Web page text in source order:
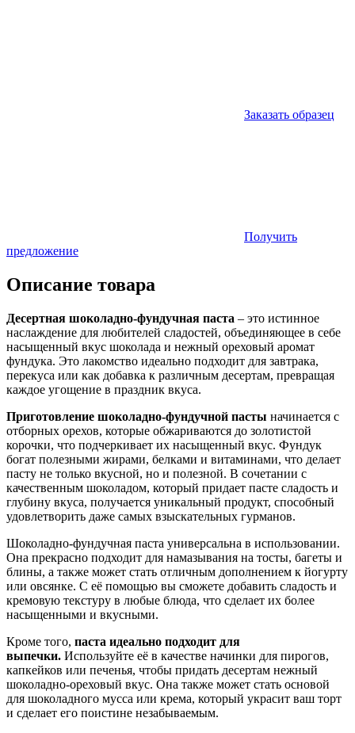
Заказать образец
Получить
предложение
Описание товара
Десертная шоколадно-фундучная паста – это истинное
наслаждение для любителей сладостей, объединяющее в себе
насыщенный вкус шоколада и нежный ореховый аромат
фундука. Это лакомство идеально подходит для завтрака,
перекуса или как добавка к различным десертам, превращая
каждое угощение в праздник вкуса.
Приготовление шоколадно-фундучной пасты начинается с
отборных орехов, которые обжариваются до золотистой
корочки, что подчеркивает их насыщенный вкус. Фундук
богат полезными жирами, белками и витаминами, что делает
пасту не только вкусной, но и полезной. В сочетании с
качественным шоколадом, который придает пасте сладость и
глубину вкуса, получается уникальный продукт, способный
удовлетворить даже самых взыскательных гурманов.
Шоколадно-фундучная паста универсальна в использовании.
Она прекрасно подходит для намазывания на тосты, багеты и
блины, а также может стать отличным дополнением к йогурту
или овсянке. С её помощью вы сможете добавить сладость и
кремовую текстуру в любые блюда, что сделает их более
насыщенными и вкусными.
Кроме того, паста идеально подходит для
выпечки. Используйте её в качестве начинки для пирогов,
капкейков или печенья, чтобы придать десертам нежный
шоколадно-ореховый вкус. Она также может стать основой
для шоколадного мусса или крема, который украсит ваш торт
и сделает его поистине незабываемым.